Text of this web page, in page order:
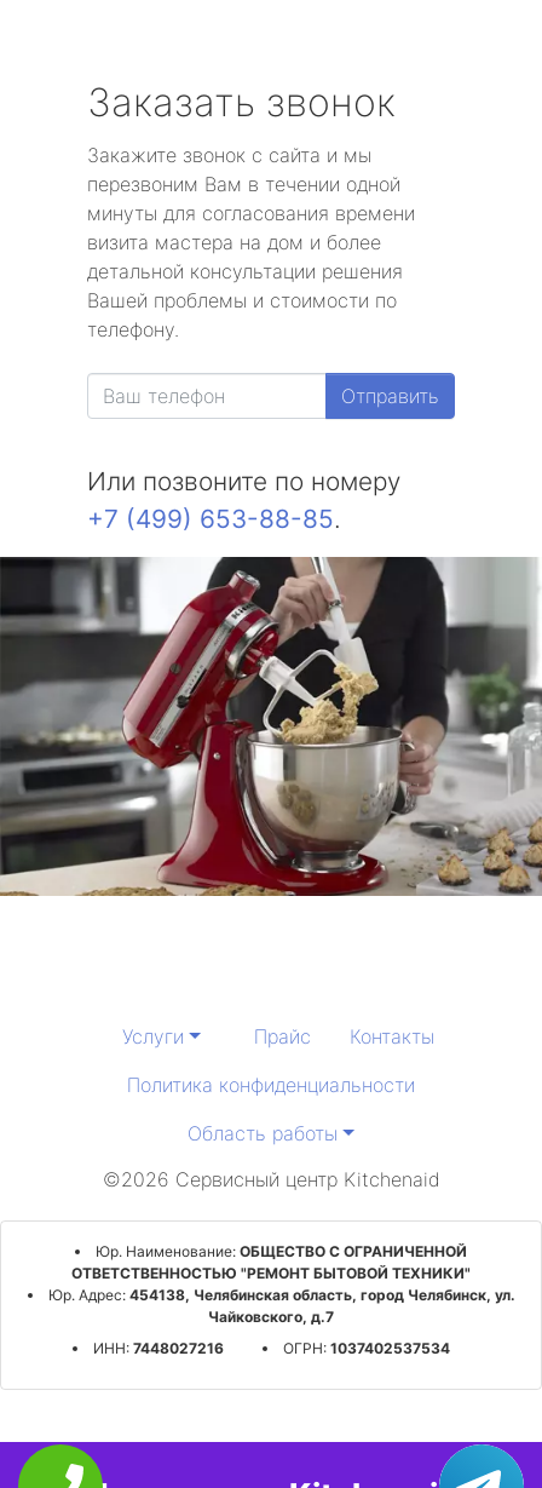
Заказать звонок
Закажите звонок с сайта и мы
перезвоним Вам в течении одной
минуты для согласования времени
визита мастера на дом и более
детальной консультации решения
Вашей проблемы и стоимости по
телефону.
Отправить
Или позвоните по номеру
+7 (499) 653-88-85.
Услуги Прайс
Контакты
Политика конфиденциальности
Область работы
©2026 Сервисный центр Kitchenaid
Юр. Наименование: ОБЩЕСТВО С ОГРАНИЧЕННОЙ
ОТВЕТСТВЕННОСТЬЮ "РЕМОНТ БЫТОВОЙ ТЕХНИКИ"
Юр. Адрес:454138, Челябинская область, город Челябинск, ул.
Чайковского, д.7
ИНН: 7448027216 ОГРН: 1037402537534